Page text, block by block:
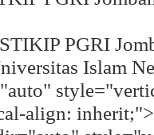
PGRI
Islam
align: